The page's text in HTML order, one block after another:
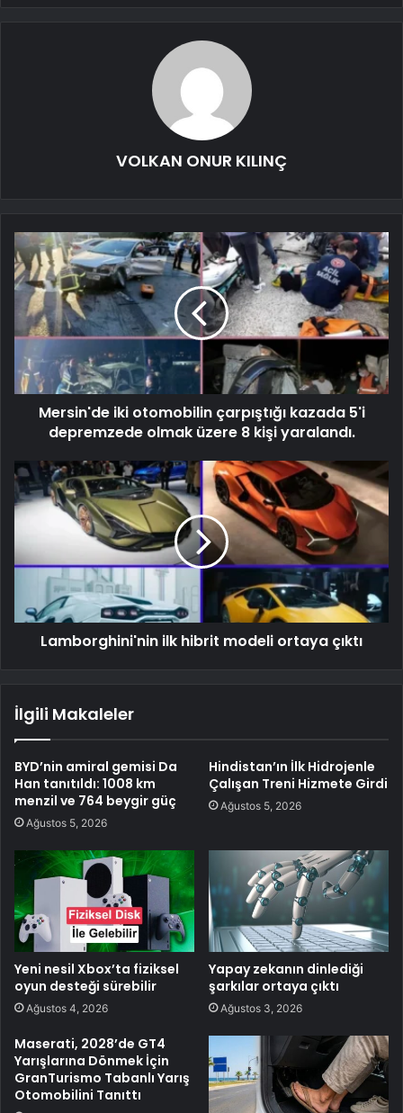
VOLKAN ONUR KILINÇ
Mersin'de iki otomobilin çarpıştığı kazada 5'i
depremzede olmak üzere 8 kişi yaralandı.
Lamborghini'nin ilk hibrit modeli ortaya çıktı
İlgili Makaleler
BYD’nin amiral gemisi Da
Han tanıtıldı: 1008 km
menzil ve 764 beygir güç
Ağustos 5, 2026
Hindistan’ın İlk Hidrojenle
Çalışan Treni Hizmete Girdi
Ağustos 5, 2026
Yeni nesil Xbox’ta fiziksel
oyun desteği sürebilir
Ağustos 4, 2026
Yapay zekanın dinlediği
şarkılar ortaya çıktı
Ağustos 3, 2026
Maserati, 2028’de GT4
Yarışlarına Dönmek İçin
GranTurismo Tabanlı Yarış
Otomobilini Tanıttı